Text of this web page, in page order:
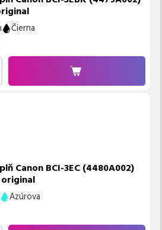
Čierna
Canon BCI-3EC (4480A002)
Azúrova